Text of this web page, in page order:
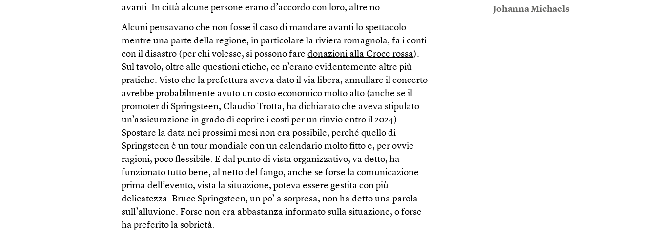
avanti. In città alcune persone erano d’accordo con loro, altre no.
Alcuni pensavano che non fosse il caso di mandare avanti lo spettacolo
mentre una parte della regione, in particolare la riviera romagnola, fa i conti
con il disastro (per chi volesse, si possono faredonazioni alla Croce rossa).
Sul tavolo, oltre alle questioni etiche, ce n’erano evidentemente altre più
pratiche. Visto che la prefettura aveva dato il via libera, annullare il concerto
avrebbe probabilmente avuto un costo economico molto alto (anche se il
promoter di Springsteen, Claudio Trotta,ha dichiarato che aveva stipulato
un’assicurazione in grado di coprire i costi per un rinvio entro il 2024).
Spostare la data nei prossimi mesi non era possibile, perché quello di
Springsteen è un tour mondiale con un calendario molto fitto e, per ovvie
ragioni, poco flessibile. E dal punto di vista organizzativo, va detto, ha
funzionato tutto bene, al netto del fango, anche se forse la comunicazione
prima dell’evento, vista la situazione, poteva essere gestita con più
delicatezza. Bruce Springsteen, un po’ a sorpresa, non ha detto una parola
sull’alluvione. Forse non era abbastanza informato sulla situazione, o forse
ha preferito la sobrietà.
Johanna Michaels